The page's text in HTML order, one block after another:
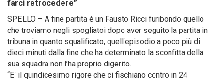
farci retrocedere”
SPELLO – A fine partita è un Fausto Ricci furibondo quello
che troviamo negli spogliatoi dopo aver seguito la partita in
tribuna in quanto squalificato, quell’episodio a poco più di
dieci minuti dalla fine che ha determinato la sconfitta della
sua squadra non l’ha proprio digerito.
“E’ il quindicesimo rigore che ci fischiano contro in 24